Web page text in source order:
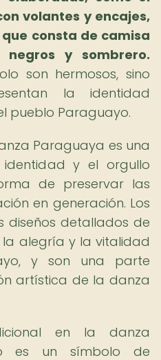
volantes y encajes,
consta de camisa
negros y sombrero.
son hermosos, sino
la identidad
pueblo Paraguayo.
Paraguaya es una
y el orgullo
de preservar las
en generación. Los
diseños detallados de
alegría y la vitalidad
y son una parte
artística de la danza
en la danza
es un símbolo de